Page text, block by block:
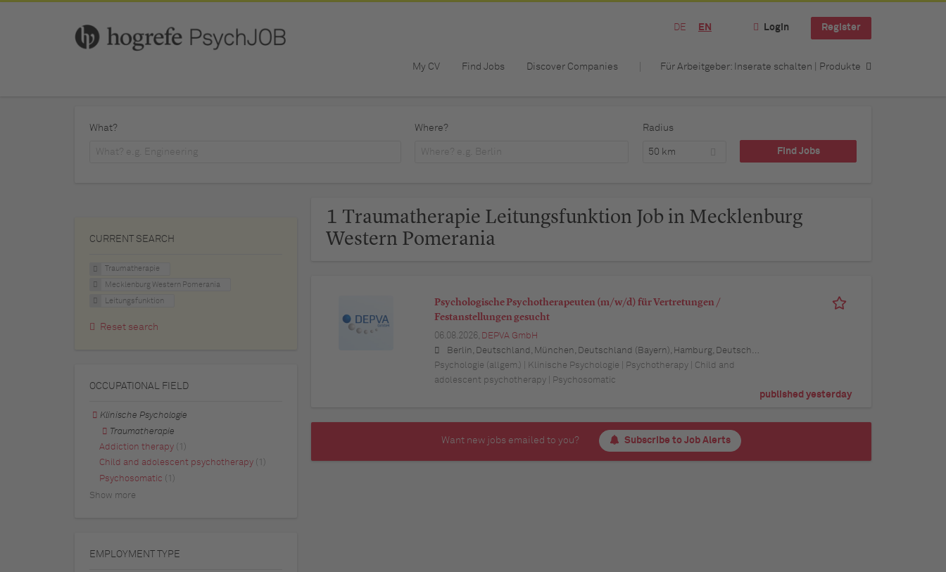
DE EN Login Register
My CV Find Jobs Discover Companies Für Arbeitgeber: Inserate schalten | Produkte
What? Where? Radius
50 km
1 Traumatherapie Leitungsfunktion Job in Mecklenburg
Western Pomerania
Psychologische Psychotherapeuten (m/w/d) für Vertretungen /
Festanstellungen gesucht
06.08.2026, DEPVA GmbH
Berlin, Deutschland, München, Deutschland (Bayern), Hamburg, Deutschland, Düsseldorf, Deutschland (Nordrhein-Westfalen), Köln, Deutschland (Nordrhein-Westfalen), Essen, Deutschland (Nordrhein-Westfalen), Dortmund, Deutschland (Nordrhein-Westfalen), Stuttgart, Deutschland (Baden-Württemberg), Heilbronn, Deutschland (Baden-Württemberg), Hannover, Deutschland (Niedersachsen), Rostock, Deutschland (Mecklenburg-Vorpommern), Kiel, Deutschland (Schleswig-Holstein), Augsburg, Deutschland (Bayern), Nürnberg, Deutschland (Bayern), Frankfurt am Main, Deutschland (Hessen), Bremen, Deutschland, Schwerin, Deutschland (Mecklenburg-Vorpommern), Mainz, Deutschland (Rheinland-Pfalz), Saarbrücken, Deutschland (Saarland), Dresden, Deutschland (Sachsen), Magdeburg, Deutschland (Sachsen-Anhalt), Potsdam, Deutschland (Brandenburg), Erfurt, Deutschland (Thüringen), Würzburg, Deutschland (Bayern), Heilbronn, Deutschland (Baden-Württemberg), Leipzig, Deutschland (Sachsen)
Psychologie (allgem.) | Klinische Psychologie | Psychotherapy | Child and
adolescent psychotherapy | Psychosomatic
published yesterday
Want new jobs emailed to you? Subscribe to Job Alerts
CURRENT SEARCH
Traumatherapie
Mecklenburg Western Pomerania
Leitungsfunktion
Reset search
OCCUPATIONAL FIELD
Klinische Psychologie
Traumatherapie
Addiction therapy
(1)
Child and adolescent psychotherapy
(1)
Psychosomatic (1)
Show more
EMPLOYMENT TYPE